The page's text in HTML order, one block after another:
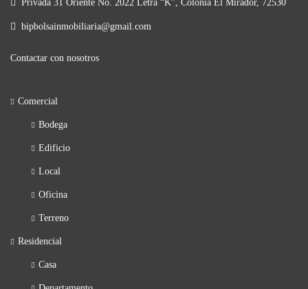
Privada 31 Oriente No. 2022 Letra “K”, Colonia El Mirador, 72530
bipbolsainmobiliaria@gmail.com
Contactar con nosotros
Comercial
Bodega
Edificio
Local
Oficina
Terreno
Residencial
Casa